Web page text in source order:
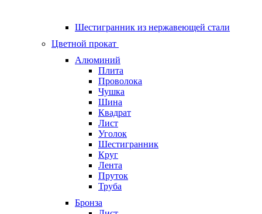
Шестигранник из нержавеющей стали
Цветной прокат
Алюминий
Плита
Проволока
Чушка
Шина
Квадрат
Лист
Уголок
Шестигранник
Круг
Лента
Пруток
Труба
Бронза